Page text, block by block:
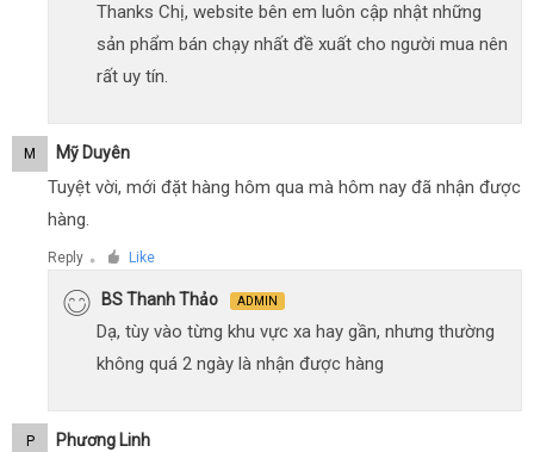
Thanks Chị, website bên em luôn cập nhật những
sản phẩm bán chạy nhất đề xuất cho người mua nên
rất uy tín.
M Mỹ Duyên
Tuyệt vời, mới đặt hàng hôm qua mà hôm nay đã nhận được
hàng.
Reply ● Like
BS Thanh Thảo ADMIN
Dạ, tùy vào từng khu vực xa hay gần, nhưng thường
không quá 2 ngày là nhận được hàng
P Phương Linh